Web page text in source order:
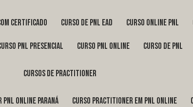
certificado curso de pnl ead curso online pnl
curso pnl presencial curso pnl online curso de pnl
cursos de practitioner
online Paraná curso practitioner em pnl online